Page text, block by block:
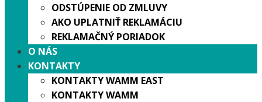
ODSTÚPENIE OD ZMLUVY
AKO UPLATNIŤ REKLAMÁCIU
REKLAMAČNÝ PORIADOK
O NÁS
KONTAKTY
KONTAKTY WAMM EAST
KONTAKTY WAMM